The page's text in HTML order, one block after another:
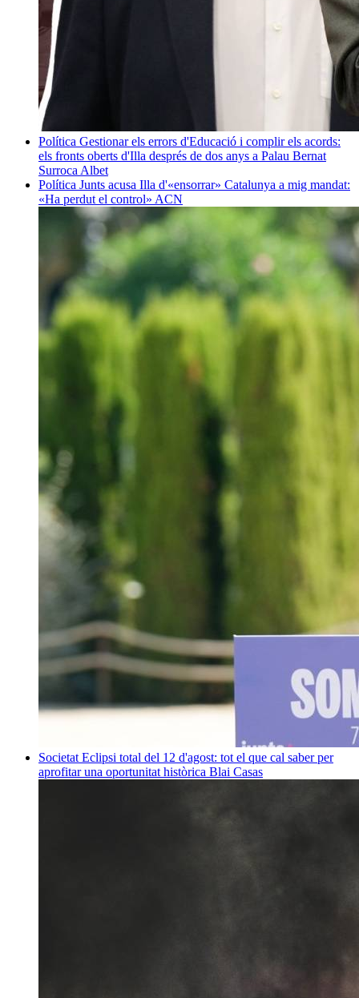
Política Gestionar els errors d'Educació i complir els acords:
els fronts oberts d'Illa després de dos anys a Palau Bernat
Surroca Albet
Política Junts acusa Illa d'«ensorrar» Catalunya a mig mandat:
«Ha perdut el control» ACN
Societat Eclipsi total del 12 d'agost: tot el que cal saber per
aprofitar una oportunitat històrica Blai Casas